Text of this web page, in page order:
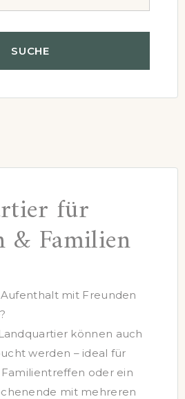
für
& Familien
mit Freunden
können auch
werden – ideal für
oder ein
mit mehreren